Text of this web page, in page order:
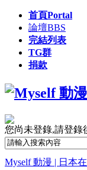
首頁Portal
論壇BBS
完結列表
TG群
捐款
您尚未登錄,請登錄
Myself 動漫 | 日本